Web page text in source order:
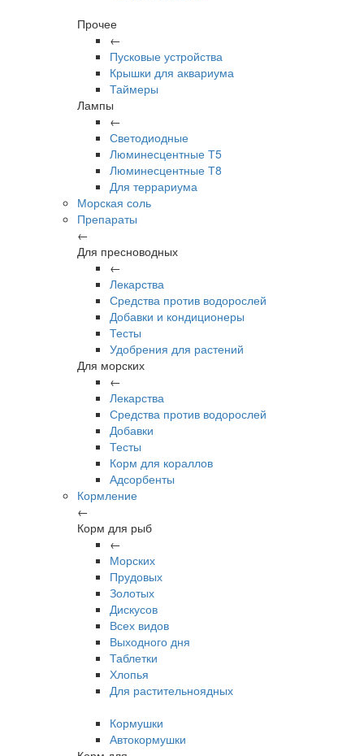
Прочее
←
Пусковые устройства
Крышки для аквариума
Таймеры
Лампы
←
Светодиодные
Люминесцентные Т5
Люминесцентные Т8
Для террариума
Морская соль
Препараты
←
Для пресноводных
←
Лекарства
Средства против водорослей
Добавки и кондиционеры
Тесты
Удобрения для растений
Для морских
←
Лекарства
Средства против водорослей
Добавки
Тесты
Корм для кораллов
Адсорбенты
Кормление
←
Корм для рыб
←
Морских
Прудовых
Золотых
Дискусов
Всех видов
Выходного дня
Таблетки
Хлопья
Для растительноядных
Кормушки
Автокормушки